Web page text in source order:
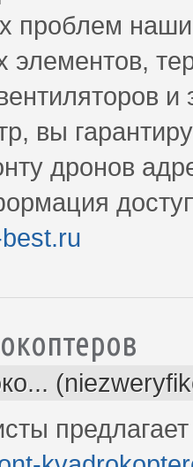
проблем
элементов,
вы
дронов